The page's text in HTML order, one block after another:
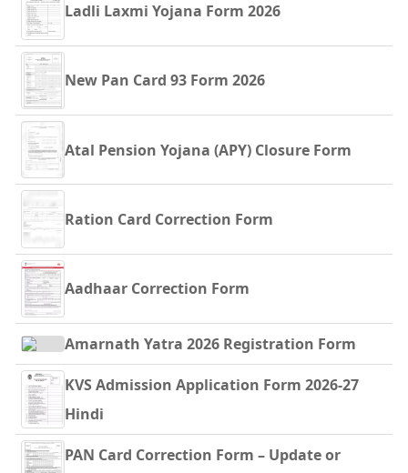
Ladli Laxmi Yojana Form 2026
New Pan Card 93 Form 2026
Atal Pension Yojana (APY) Closure Form
Ration Card Correction Form
Aadhaar Correction Form
Amarnath Yatra 2026 Registration Form
KVS Admission Application Form 2026-27
Hindi
PAN Card Correction Form – Update or